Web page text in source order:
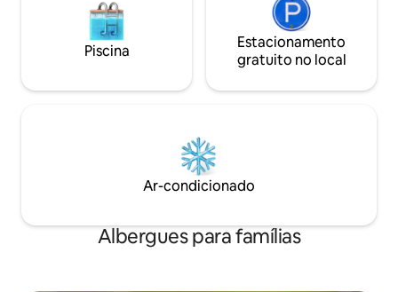
somos: * a apenas 20 metros da estação
de ônibus; * a apenas 100 metros da
estação de trem; * a apenas 800 metros
do centro da cidade; Se você gosta de
bem-vindo!
Piscina
Estacionamento
gratuito no local
Ar-condicionado
Albergues para famílias